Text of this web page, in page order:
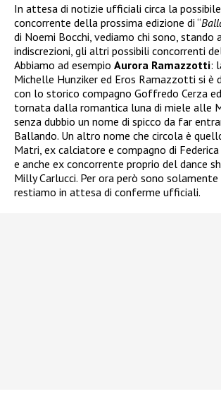
In attesa di notizie ufficiali circa la
concorrente della prossima edizione di “
di Noemi Bocchi, vediamo chi sono, stando
indiscrezioni, gli altri possibili concorrenti
Abbiamo ad esempio Aurora Ramazzotti:
Michelle Hunziker ed Eros Ramazzotti si è
con lo storico compagno Goffredo Cerza
tornata dalla romantica luna di miele alle
senza dubbio un nome di spicco da far
Ballando. Un altro nome che circola è
Matri, ex calciatore e compagno di
e anche ex concorrente proprio del dance
Milly Carlucci. Per ora però sono solamente
restiamo in attesa di conferme ufficiali.